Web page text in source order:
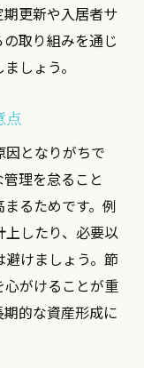
更新や入居者サ
取り組みを通じ
しょう。
点
となりがちで
理を怠ること
るためです。例
したり、必要以
けましょう。節
がけることが重
的な資産形成に